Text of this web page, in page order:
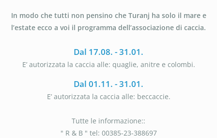
In modo che tutti non pensino che Turanj ha solo il mare e
l’estate ecco a voi il programma dell’associazione di caccia.
Dal 17.08. - 31.01.
E’ autorizzata la caccia alle: quaglie, anitre e colombi.
Dal 01.11. - 31.01.
E’ autorizzata la caccia alle: beccaccie.
Tutte le informazione::
" R & B " tel: 00385-23-388697